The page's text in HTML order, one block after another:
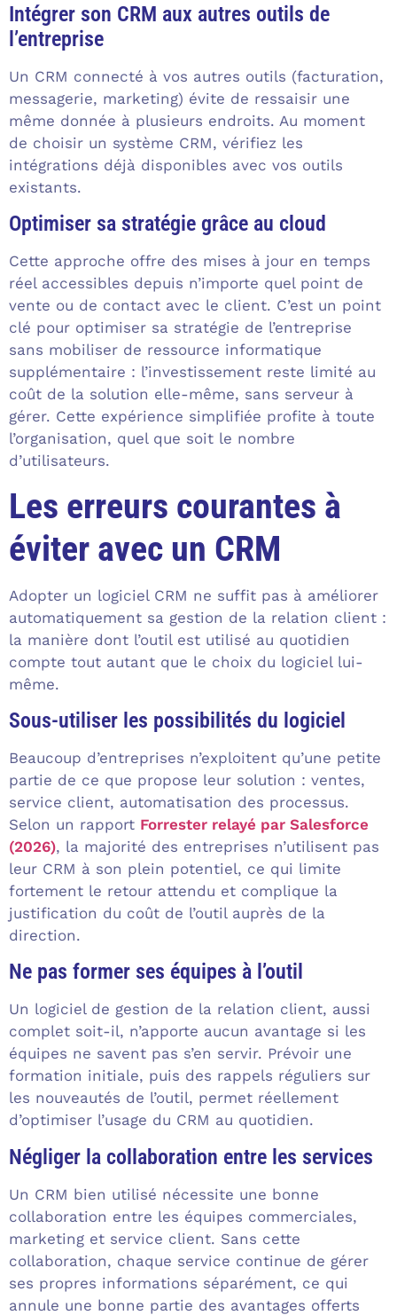
Intégrer son CRM aux autres outils de
l’entreprise
Un CRM connecté à vos autres outils (facturation,
messagerie, marketing) évite de ressaisir une
même donnée à plusieurs endroits. Au moment
de choisir un système CRM, vérifiez les
intégrations déjà disponibles avec vos outils
existants.
Optimiser sa stratégie grâce au cloud
Cette approche offre des mises à jour en temps
réel accessibles depuis n’importe quel point de
vente ou de contact avec le client. C’est un point
clé pour optimiser sa stratégie de l’entreprise
sans mobiliser de ressource informatique
supplémentaire : l’investissement reste limité au
coût de la solution elle-même, sans serveur à
gérer. Cette expérience simplifiée profite à toute
l’organisation, quel que soit le nombre
d’utilisateurs.
Les erreurs courantes à
éviter avec un CRM
Adopter un logiciel CRM ne suffit pas à améliorer
automatiquement sa gestion de la relation client :
la manière dont l’outil est utilisé au quotidien
compte tout autant que le choix du logiciel lui-
même.
Sous-utiliser les possibilités du logiciel
Beaucoup d’entreprises n’exploitent qu’une petite
partie de ce que propose leur solution : ventes,
service client, automatisation des processus.
Selon un rapport Forrester relayé par Salesforce
(2026), la majorité des entreprises n’utilisent pas
leur CRM à son plein potentiel, ce qui limite
fortement le retour attendu et complique la
justification du coût de l’outil auprès de la
direction.
Ne pas former ses équipes à l’outil
Un logiciel de gestion de la relation client, aussi
complet soit-il, n’apporte aucun avantage si les
équipes ne savent pas s’en servir. Prévoir une
formation initiale, puis des rappels réguliers sur
les nouveautés de l’outil, permet réellement
d’optimiser l’usage du CRM au quotidien.
Négliger la collaboration entre les services
Un CRM bien utilisé nécessite une bonne
collaboration entre les équipes commerciales,
marketing et service client. Sans cette
collaboration, chaque service continue de gérer
ses propres informations séparément, ce qui
annule une bonne partie des avantages offerts